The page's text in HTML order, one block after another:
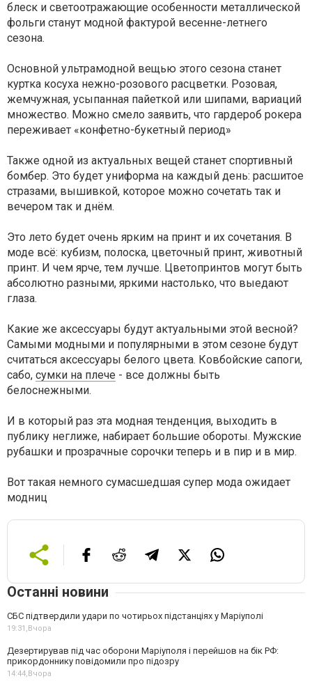
блеск и светоотражающие особенности металлической
фольги станут модной фактурой весенне-летнего
сезона.
Основной ультрамодной вещью этого сезона станет
куртка косуха нежно-розового расцветки. Розовая,
жемчужная, усыпанная пайеткой или шипами, вариаций
множество. Можно смело заявить, что гардероб рокера
переживает «конфетно-букетный период»
Также одной из актуальных вещей станет спортивный
бомбер. Это будет униформа на каждый день: расшитое
стразами, вышивкой, которое можно сочетать так и
вечером так и днём.
Это лето будет очень ярким на принт и их сочетания. В
моде всё: кубизм, полоска, цветочный принт, животный
принт. И чем ярче, тем лучше. Цветопринтов могут быть
абсолютно разными, яркими настолько, что выедают
глаза.
Какие же аксессуары будут актуальными этой весной?
Самыми модными и популярными в этом сезоне будут
считаться аксессуары белого цвета. Ковбойские сапоги,
сабо, сумки на плече - все должны быть
белоснежными.
И в который раз эта модная тенденция, выходить в
публику неглиже, набирает большие обороты. Мужские
рубашки и прозрачные сорочки теперь и в пир и в мир.
Вот такая немного сумасшедшая супер мода ожидает
модниц
Останні новини
СБС підтвердили удари по чотирьох підстанціях у Маріуполі
19:31,Вчора
Дезертирував під час оборони Маріуполя і перейшов на бік РФ:
прикордоннику повідомили про підозру
14:44,Вчора